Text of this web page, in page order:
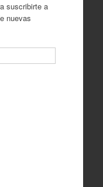
suscribirte a
nuevas